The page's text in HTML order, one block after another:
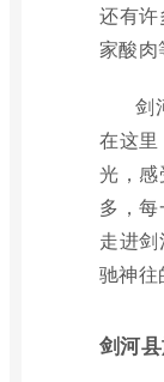
还有
家酸肉
剑
在这
光，
多，每
走进
驰神往
剑河